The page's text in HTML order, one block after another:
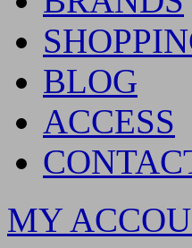
BLOG
ACCESS
MY